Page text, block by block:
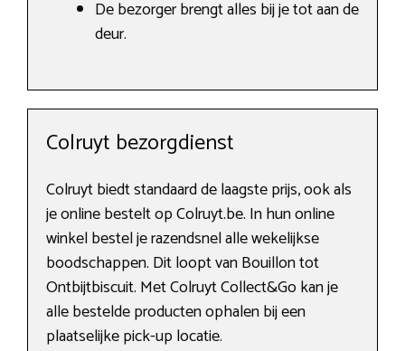
De bezorger brengt alles bij je tot aan de
deur.
Colruyt bezorgdienst
Colruyt biedt standaard de laagste prijs, ook als
je online bestelt op Colruyt.be. In hun online
winkel bestel je razendsnel alle wekelijkse
boodschappen. Dit loopt van Bouillon tot
Ontbijtbiscuit. Met Colruyt Collect&Go kan je
alle bestelde producten ophalen bij een
plaatselijke pick-up locatie.